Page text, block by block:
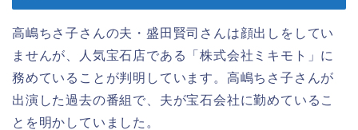
高嶋ちさ子さんの夫・盛田賢司さんは顔出しをしてい
ませんが、人気宝石店である「株式会社ミキモト」に
務めていることが判明しています。高嶋ちさ子さんが
出演した過去の番組で、夫が宝石会社に勤めているこ
とを明かしていました。